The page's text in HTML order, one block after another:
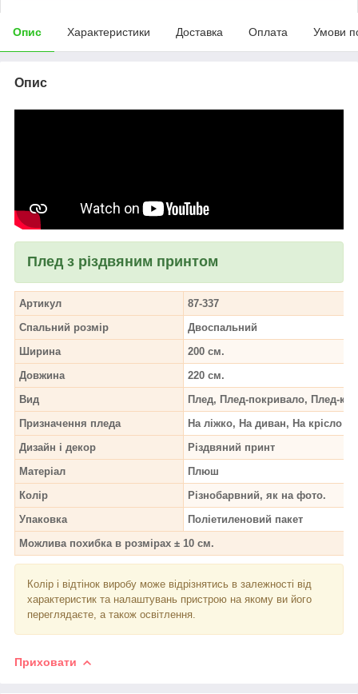
Опис Характеристики Доставка Оплата Умови
Опис
Плед з різдвяним принтом
Артикул
87-337
Спальний розмір
Двоспальний
Ширина
200 см.
Довжина
220 см.
Вид
Плед, Плед-покривало, Плед-
Призначення пледа
На ліжко, На диван, На крісло
Дизайн і декор
Різдвяний принт
Матеріал
Плюш
Колір
Різнобарвний, як на фото.
Упаковка
Поліетиленовий пакет
Можлива похибка в розмірах ± 10 см.
Колір і відтінок виробу може відрізнятись в залежності від
характеристик та налаштувань пристрою на якому ви його
переглядаєте, а також освітлення.
Приховати